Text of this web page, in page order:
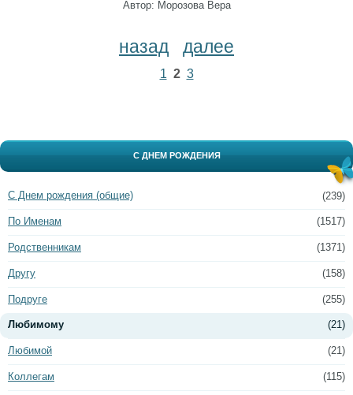
Автор: Морозова Вера
назад далее
1 2 3
С ДНЕМ РОЖДЕНИЯ
(239)
С Днем рождения (общие)
(1517)
По Именам
(1371)
Родственникам
(158)
Другу
(255)
Подруге
(21)
Любимому
(21)
Любимой
(115)
Коллегам